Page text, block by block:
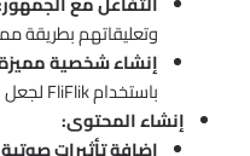
وتعليقاتهم بطريقة
إنشاء شخصية
باستخدام FliFlik لجعل بثك أكثر تميزًا.
إنشاء المحتوى:
إضافة تأثيرات